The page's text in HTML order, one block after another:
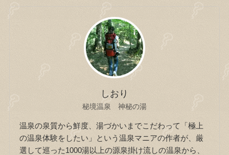
しおり
秘境温泉 神秘の湯
温泉の泉質から鮮度、湯づかいまでこだわって「極上
の温泉体験をしたい」という温泉マニアの作者が、厳
選して巡った1000湯以上の源泉掛け流しの温泉から、